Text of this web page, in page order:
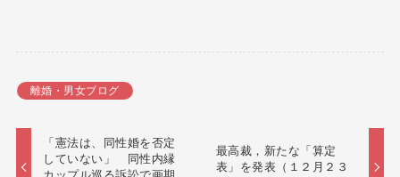
離婚・男女ブログ
「憲法は、同性婚を否定
していない」 同性内縁
最高裁，新たな「算定
表」を発表（１２月２３